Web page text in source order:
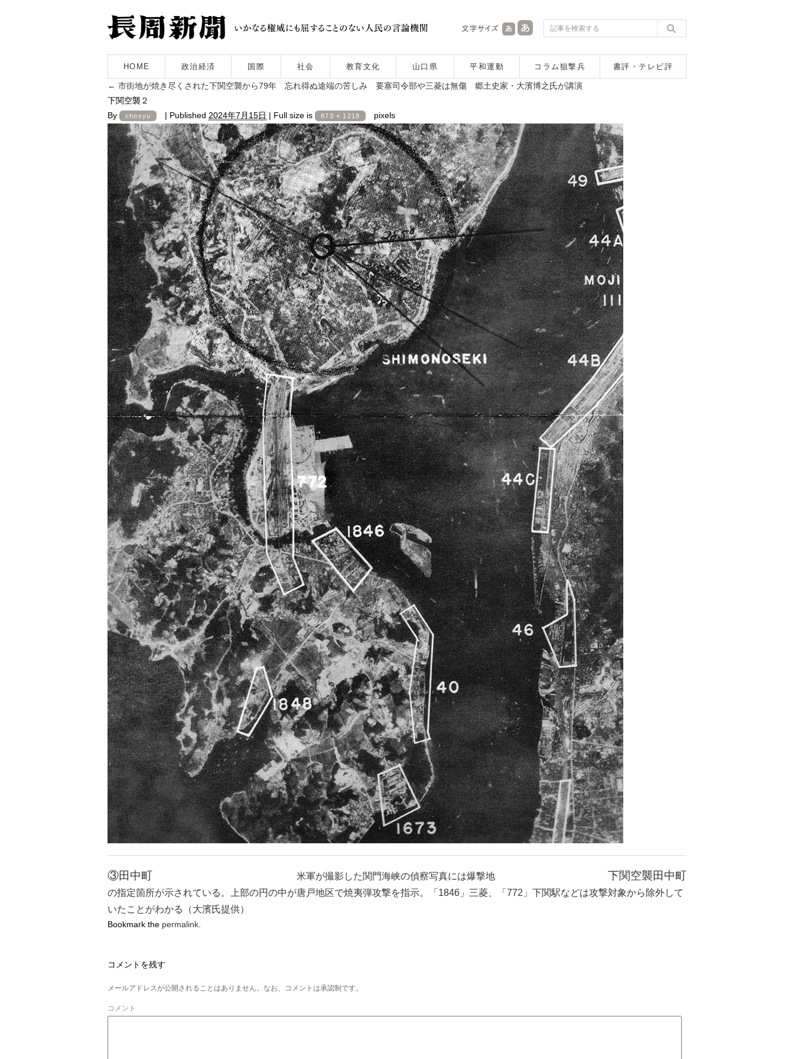
HOME 政治経済 国際 社会 教育文化 山口県 平和運動 コラム狙撃兵 書評・テレビ評
← 市街地が焼き尽くされた下関空襲から79年 忘れ得ぬ途端の苦しみ 要塞司令部や三菱は無傷 郷土史家・大濱博之氏が講演
下関空襲２
By
chosyu | Published 2024年7月15日 | Full size is 873 × 1218 pixels
③田中町 下関空襲田中町
米軍が撮影した関門海峡の偵察写真には爆撃地
の指定箇所が示されている。上部の円の中が唐戸地区で焼夷弾攻撃を指示。「1846」三菱、「772」下関駅などは攻撃対象から除外して
いたことがわかる（大濱氏提供）
Bookmark the permalink
コメントを残す
メールアドレスが公開されることはありません。なお、コメントは承認制です。
コメント